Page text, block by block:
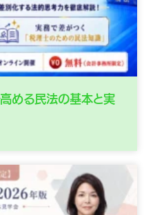
める民法の基本と実